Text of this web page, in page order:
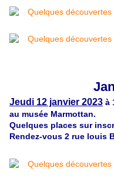
Jeudi 12 janvier 2023 à
au musée Marmottan.
Quelques places sur
Rendez-vous 2 rue louis